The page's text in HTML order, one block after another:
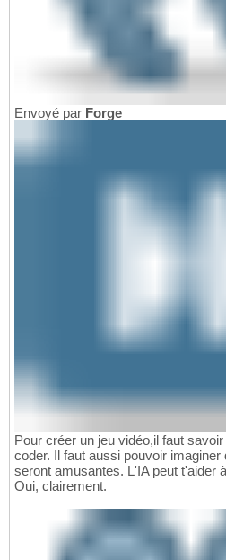
Envoyé par Forge
Pour créer un jeu vidéo,il faut
coder. Il faut aussi pouvoir
seront amusantes. L'IA peut t'aider
Oui, clairement.